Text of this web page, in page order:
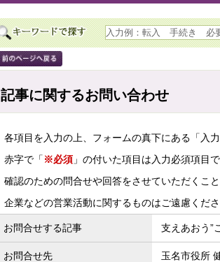
記事に関するお問い合わせ
各項目を入力の上、フォームの真下にある「入
赤字で「 ※必須 」の付いた項目は入力必須項目で
確認のための問合せや回答をさせていただくこ
企業などの営業活動に関するものはご遠慮くださ
お問合せする記事 支えあおう”
お問合せ先 玉名市役所